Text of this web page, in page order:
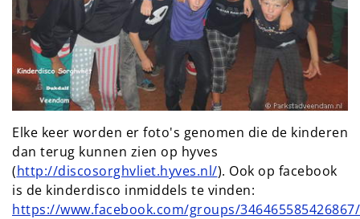
Elke keer worden er foto's genomen die de kinderen
dan terug kunnen zien op hyves
(http://discosorghvliet.hyves.nl/). Ook op facebook
is de kinderdisco inmiddels te vinden:
https://www.facebook.com/groups/346465585426867/